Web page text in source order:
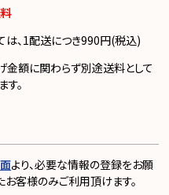
、1配送につき990円(税込)
金額に関わらず別途送料として
。
より、必要な情報の登録をお願
お客様のみご利用頂けます。